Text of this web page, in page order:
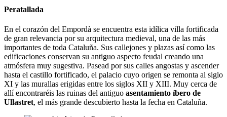
Peratallada
En el corazón del Empordà se encuentra esta idílica villa fortificada
de gran relevancia por su arquitectura medieval, una de las más
importantes de toda Cataluña. Sus callejones y plazas así como las
edificaciones conservan su antiguo aspecto feudal creando una
atmósfera muy sugestiva. Pasead por sus calles angostas y ascender
hasta el castillo fortificado, el palacio cuyo origen se remonta al siglo
XI y las murallas erigidas entre los siglos XII y XIII. Muy cerca de
allí encontraréis las ruinas del antiguo asentamiento íbero de
Ullastret, el más grande descubierto hasta la fecha en Cataluña.